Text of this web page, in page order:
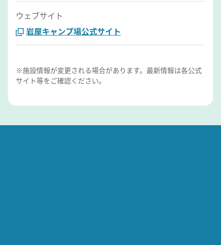
ウェブサイト
岩屋キャンプ場公式サイト
※施設情報が変更される場合があります。最新情報は各公式
サイト等をご確認ください。